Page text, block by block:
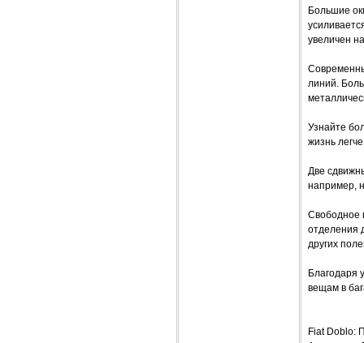
Большие
увеличен
линий.
Узнайте
жизнь
Две
например,
Свободное
отделения
других
Благодаря
вещам в
Fiat Doblo: